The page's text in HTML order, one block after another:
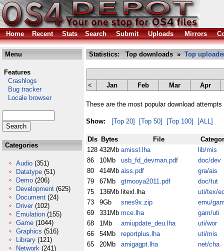
Home Recent Stats Search Submit Uploads Mirrors
Menu
Features
Crashlogs
Bug tracker
Locale browser
Categories
Audio (351)
Datatype (51)
Demo (206)
Development (625)
Document (24)
Driver (102)
Emulation (155)
Game (1044)
Graphics (516)
Library (121)
Network (241)
Statistics: Top downloads » Top
< Jan Feb Mar Apr
These are the most popular download
Show: [Top 20] [Top 50] [Top 100] [ALL]
Dls Bytes File
128 432Mb amissl.lha
lib/mis
86
10Mb usb_fd_devman.pdf
doc/dev
80
414Mb aiss.pdf
gra/ais
79
67Mb gtmooya2011.pdf
doc/tut
75
136Mb litexl.lha
uti/tex/
73
9Gb snes9x.zip
emu/
69
331Mb mce.lha
gam/uti
68
1Mb amiupdate_deu.lha
uti/wor
66
54Mb reportplus.lha
uti/mis
65
20Mb amigagpt.lha
net/cha